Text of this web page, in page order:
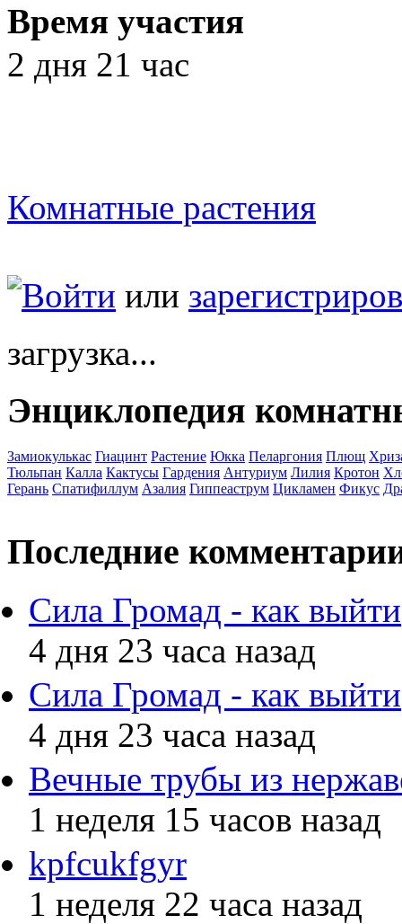
Время участия
2 дня 21 час
Комнатные растения
Войти или
загрузка...
Энциклопедия
Замиокулькас Гиацинт Растение Юкка Пеларгония Плющ
Тюльпан Калла Кактусы Гардения Антуриум Лилия Кротон
Герань Спатифиллум Азалия Гиппеаструм Цикламен Фикус
Последние
Сила Громад - как выйти
4 дня 23 часа назад
Сила Громад - как выйти
4 дня 23 часа назад
Вечные трубы из
1 неделя 15 часов назад
kpfcukfgyr
1 неделя 22 часа назад